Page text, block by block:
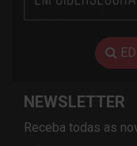
NEWSLETTER
Receba todas as